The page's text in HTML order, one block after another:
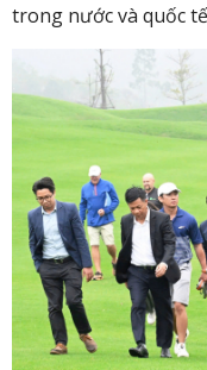
trong nước và quốc